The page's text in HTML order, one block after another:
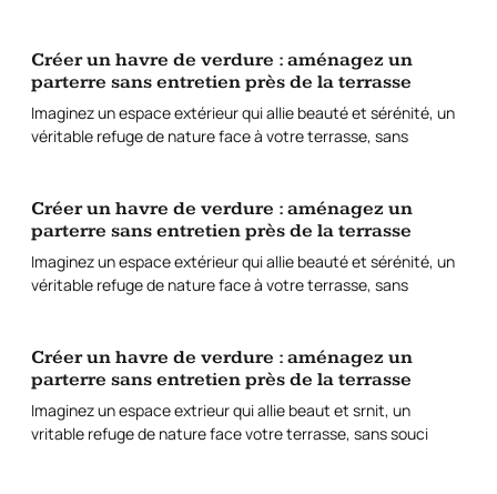
Créer un havre de verdure : aménagez un
parterre sans entretien près de la terrasse
Imaginez un espace extérieur qui allie beauté et sérénité, un
véritable refuge de nature face à votre terrasse, sans
Créer un havre de verdure : aménagez un
parterre sans entretien près de la terrasse
Imaginez un espace extérieur qui allie beauté et sérénité, un
véritable refuge de nature face à votre terrasse, sans
Créer un havre de verdure : aménagez un
parterre sans entretien près de la terrasse
Imaginez un espace extrieur qui allie beaut et srnit, un
vritable refuge de nature face votre terrasse, sans souci